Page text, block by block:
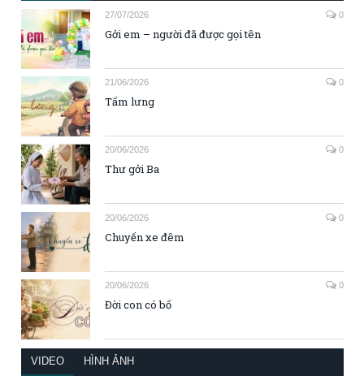
27/07/2026 0
Gởi em – người đã được gọi tên
21/06/2026 0
Tấm lưng
20/06/2026 0
Thư gởi Ba
20/06/2026 0
Chuyến xe đêm
20/06/2026 0
Đời con có bố
VIDEO HÌNH ẢNH